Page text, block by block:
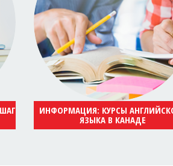
ИНФОРМАЦИЯ: КУРСЫ
ЯЗЫКА В КАНАДЕ